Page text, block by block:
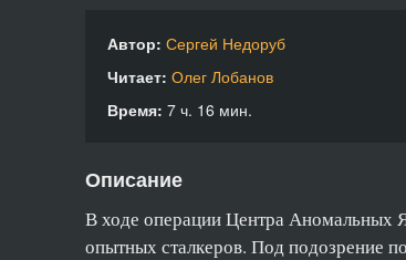
Автор: Сергей Недоруб
Читает: Олег Лобанов
Время: 7 ч. 16 мин.
Описание
В ходе операции Центра Аномальных
опытных сталкеров. Под подозрение